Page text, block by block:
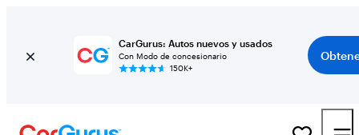
CarGurus: Autos nuevos y usados
Con Modo de concesionario
150K+